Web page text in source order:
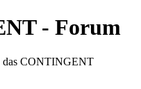
- Forum
das CONTINGENT